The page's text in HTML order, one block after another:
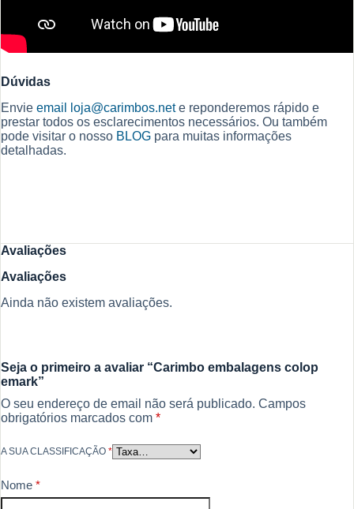
Dúvidas
Envie email loja@carimbos.nete reponderemos rápido e
prestar todos os esclarecimentos necessários. Ou também
pode visitar o nosso BLOG para muitas informações
detalhadas.
Avaliações
Avaliações
Ainda não existem avaliações.
Seja o primeiro a avaliar “Carimbo embalagens colop
emark”
O seu endereço de email não será publicado. Campos
obrigatórios marcados com *
A SUA CLASSIFICAÇÃO *
Nome *